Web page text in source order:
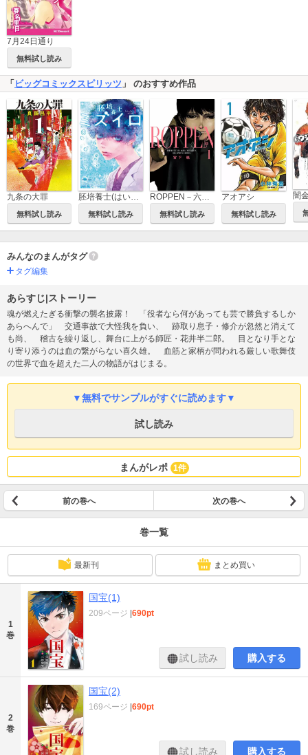
7月24日通り
無料試し読み
「ビッグコミックスピリッツ 」 のおすすめ作品
九条の大罪
無料試し読み
胚培養士(はいばいようし)ミズイロ～不妊治療のスペシャリスト～
無料試し読み
ROPPEN－六篇－
無料試し読み
アオアシ
無料試し読み
みんなのまんがタグ
タグ編集
あらすじ|ストーリー
魂が燃えたぎる衝撃の襲名披露！ 「役者なら何があっても芸で勝負するしか
あらへんで」 交通事故で大怪我を負い、 跡取り息子・修介が忽然と消えて
も尚、 稽古を繰り返し、舞台に上がる師匠・花井半二郎。 目となり手とな
り寄り添うのは血の繋がらない喜久雄。 血筋と家柄が問われる厳しい歌舞伎
の世界で血を超えた二人の物語がはじまる。
▼無料でサンプルがすぐに読めます▼
試し読み
まんがレポ 1件
前の巻へ 次の巻へ
巻一覧
最新刊 まとめ買い
1
巻
国宝(1)
209ページ 690pt
試し読み 購入する
2
巻
国宝(2)
169ページ 690pt
試し読み 購入する